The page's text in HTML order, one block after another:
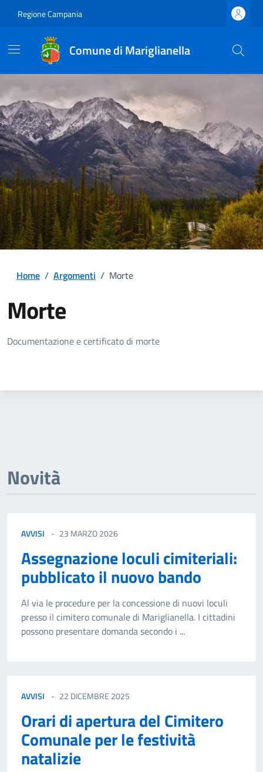
Regione Campania
Comune di Mariglianella
Home / Argomenti / Morte
Morte
Dettagli della notizia
Documentazione e certificato di morte
Novità
AVVISI 23 MARZO 2026
Assegnazione loculi cimiteriali:
pubblicato il nuovo bando
Al via le procedure per la concessione di nuovi loculi
presso il cimitero comunale di Mariglianella. I cittadini
possono presentare domanda secondo i ...
AVVISI 22 DICEMBRE 2025
Orari di apertura del Cimitero
Comunale per le festività
natalizie